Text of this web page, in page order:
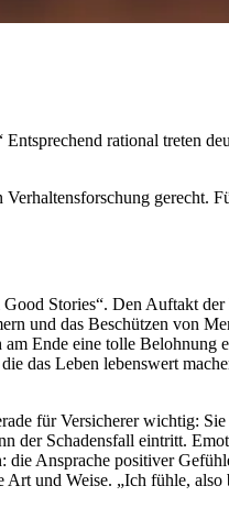
rational treten
gerecht.
Stories“. Den Auftakt
und das Beschützen von
Ende eine tolle Belohnung
das Leben lebenswert
für Versicherer wichtig:
der Schadensfall eintritt.
Ansprache positiver
Art und Weise. „Ich fühle, also